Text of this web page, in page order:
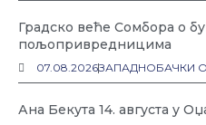
Градско веће Сомбора о
пољопривредницима
07.08.2026ЗАПАДНОБАЧКИ
Ана Бекута 14. августа у